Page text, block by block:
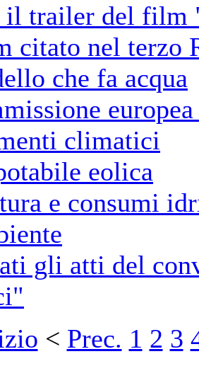
il trailer del film
citato nel terzo
che fa acqua
climatici
eolica
e consumi
gli atti del
< Prec. 1 2 3